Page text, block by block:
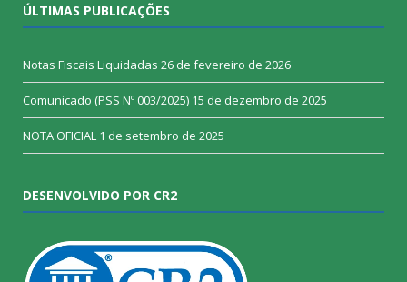
ÚLTIMAS PUBLICAÇÕES
Notas Fiscais Liquidadas 26 de fevereiro de 2026
Comunicado (PSS Nº 003/2025) 15 de dezembro de 2025
NOTA OFICIAL 1 de setembro de 2025
DESENVOLVIDO POR CR2